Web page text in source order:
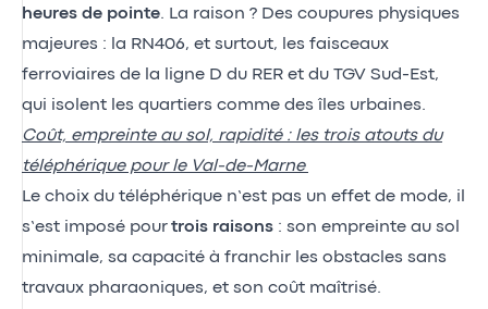
heures de pointe. La raison ? Des coupures physiques
majeures : la RN406, et surtout, les faisceaux
ferroviaires de la ligne D du RER et du TGV Sud-Est,
qui isolent les quartiers comme des îles urbaines.
Coût, empreinte au sol, rapidité : les trois atouts du
téléphérique pour le Val-de-Marne
Le choix du téléphérique n’est pas un effet de mode, il
s’est imposé pour trois raisons : son empreinte au sol
minimale, sa capacité à franchir les obstacles sans
travaux pharaoniques, et son coût maîtrisé.